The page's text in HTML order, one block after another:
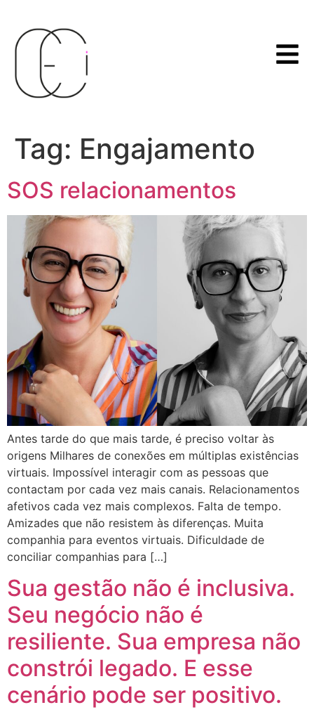
Tag: Engajamento
SOS relacionamentos
Antes tarde do que mais tarde, é preciso voltar às
origens Milhares de conexões em múltiplas existências
virtuais. Impossível interagir com as pessoas que
contactam por cada vez mais canais. Relacionamentos
afetivos cada vez mais complexos. Falta de tempo.
Amizades que não resistem às diferenças. Muita
companhia para eventos virtuais. Dificuldade de
conciliar companhias para […]
Sua gestão não é inclusiva.
Seu negócio não é
resiliente. Sua empresa não
constrói legado. E esse
cenário pode ser positivo.